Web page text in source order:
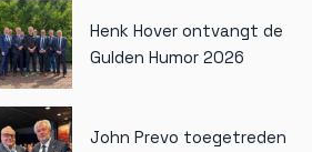
Henk Hover ontvangt de
Gulden Humor 2026
John Prevo toegetreden